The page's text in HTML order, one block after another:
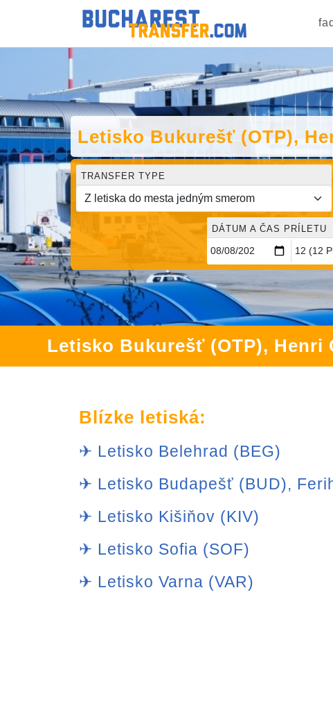
Letisko Bukurešť (OTP),
TRANSFER TYPE
DÁTUM A ČAS PRÍLETU
Letisko Bukurešť (OTP), Henri
Blízke letiská:
✈ Letisko Belehrad (BEG)
✈ Letisko Budapešť (BUD),
✈ Letisko Kišiňov (KIV)
✈ Letisko Sofia (SOF)
✈ Letisko Varna (VAR)